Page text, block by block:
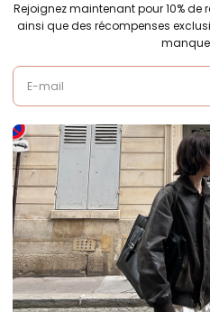
Rejoignez maintenant pour 10%
ainsi que des récompenses
E-mail